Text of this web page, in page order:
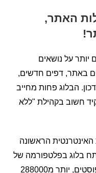
נושאים
דפים חדשים,
פחות מחייב
בקהילת "ללא
הראשונה
2006 נפתח בלוג בפלטפורמה של
תפוז ופעל עד שנת 08/2015 (1269 פוסטים, יותר מ288000